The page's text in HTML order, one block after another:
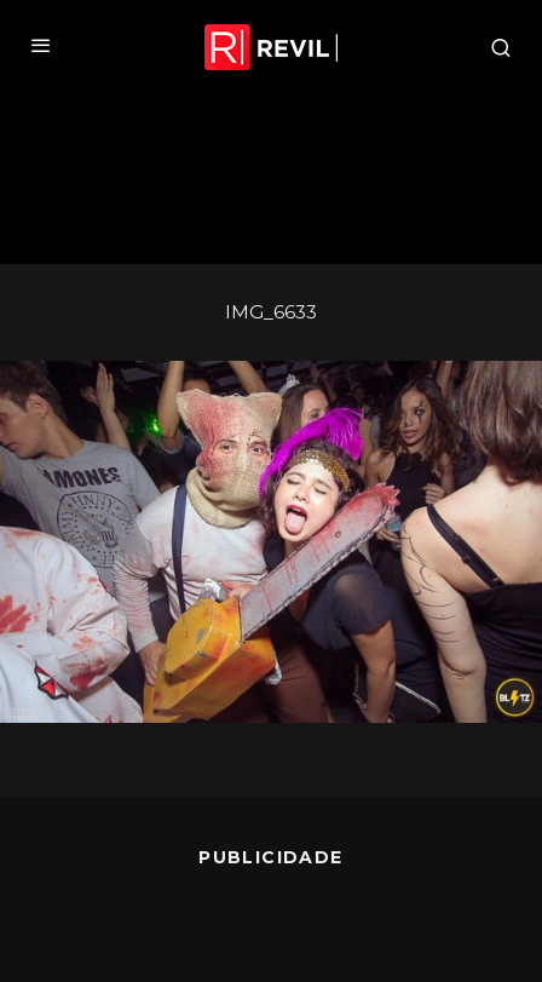
IMG_6633
PUBLICIDADE